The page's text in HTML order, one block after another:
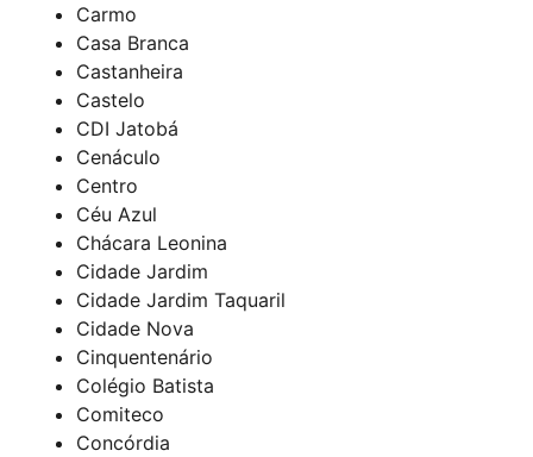
Carmo
Casa Branca
Castanheira
Castelo
CDI Jatobá
Cenáculo
Centro
Céu Azul
Chácara Leonina
Cidade Jardim
Cidade Jardim Taquaril
Cidade Nova
Cinquentenário
Colégio Batista
Comiteco
Concórdia